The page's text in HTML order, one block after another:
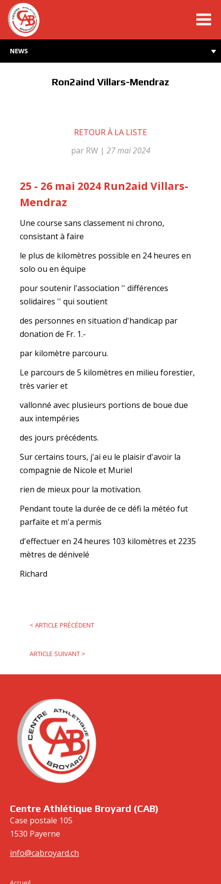
NEWS
Ron2aind Villars-Mendraz
RETOUR À LA LISTE
par RW| 27 mai 2024
25 - 26 mai 2024 Run2aid Villars-
Mendraz
Une course sans classement ni chrono,
consistant à faire
le plus de kilomètres possible en 24 heures en
solo ou en équipe
pour soutenir l'association '' différences
solidaires '' qui soutient
des personnes en situation d'handicap par
donation de Fr. 1.-
par kilomètre parcouru.
Le parcours de 5 kilomètres en milieu forestier,
très varier et
vallonné avec plusieurs portions de boue due
aux intempéries
des jours précédents.
Sur certains tours, j'ai eu le plaisir d'avoir la
compagnie de Nicole et Muriel
rien de mieux pour la motivation.
Pendant toute la durée de ce défi la météo fut
parfaite et m'a permis
d'effectuer en 24 heures 103 kilomètres et 2235
mètres de dénivelé
Richard
< ARTICLE PRÉCÉDENT
ARTICLE SUIVANT >
Centre Athlétique Broyard (CAB)
Case postale 105
1530 Payerne
info@cabroyard.ch